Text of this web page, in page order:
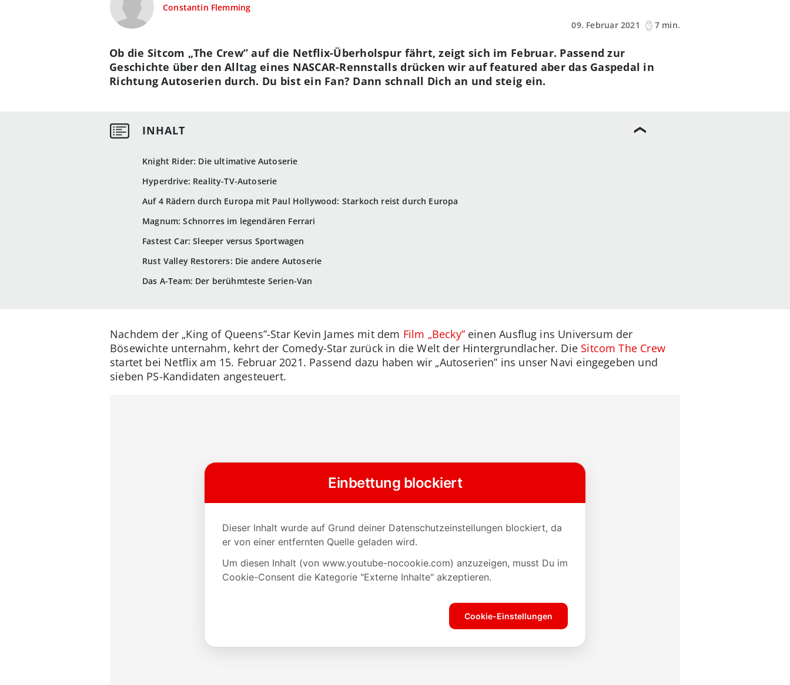
Constantin Flemming
09. Februar 2021
7 min.
Knight Rider: Die ultimative Autoserie
Hyperdrive: Reality-TV-Autoserie
Auf 4 Rädern durch Europa mit Paul Hollywood: Starkoch reist durch Europa
Magnum: Schnorres im legendären Ferrari
Fastest Car: Sleeper versus Sportwagen
Rust Valley Restorers: Die andere Autoserie
Das A-Team: Der berühmteste Serien-Van
Ob die Sitcom „The Crew” auf die Netflix-Überholspur fährt, zeigt sich im Februar. Passend zur
Geschichte über den Alltag eines NASCAR-Rennstalls drücken wir auf featured aber das Gaspedal in
Richtung Autoserien durch. Du bist ein Fan? Dann schnall Dich an und steig ein.
Nachdem der „King of Queens”-Star Kevin James mit dem Film „Becky”einen Ausflug ins Universum der
Bösewichte unternahm, kehrt der Comedy-Star zurück in die Welt der Hintergrundlacher. Die Sitcom The Crew
startet bei Netflix am 15. Februar 2021. Passend dazu haben wir „Autoserien” ins unser Navi eingegeben und
sieben PS-Kandidaten angesteuert.